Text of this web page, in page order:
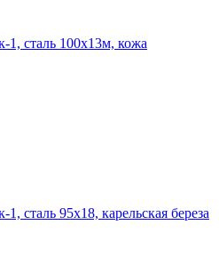
сталь 100х13м, кожа
сталь 95х18, карельская береза